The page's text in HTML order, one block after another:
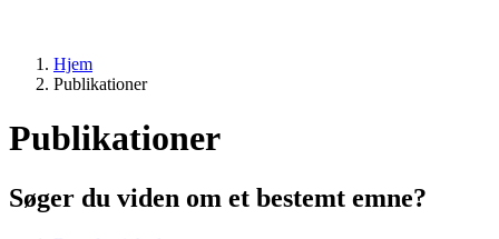
Hjem
Publikationer
Publikationer
Søger du viden om et bestemt emne?